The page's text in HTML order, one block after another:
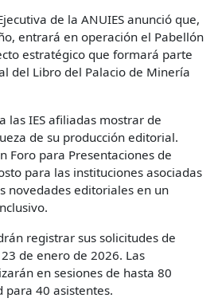
de la ANUIES anunció que,
entrará en operación el Pabellón
estratégico que formará parte
del Libro del Palacio de Minería
las IES afiliadas mostrar de
de su producción editorial.
Foro para Presentaciones de
para las instituciones asociadas
novedades editoriales en un
registrar sus solicitudes de
de enero de 2026. Las
en sesiones de hasta 80
para 40 asistentes.